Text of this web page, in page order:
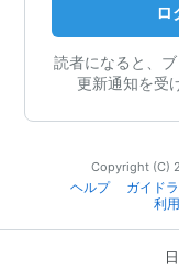
ロ
読者になると、
更新通知を受
Copyright (C)
ヘルプ
ガイド
利